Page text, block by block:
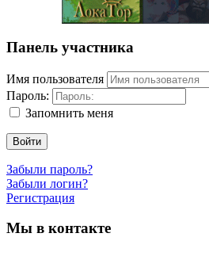
Панель участника
Имя пользователя
Пароль:
Запомнить меня
Войти
Забыли пароль?
Забыли логин?
Регистрация
Мы в контакте